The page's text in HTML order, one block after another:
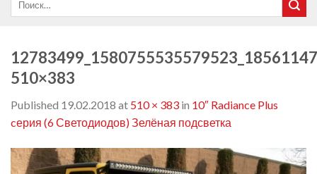
510×383
Published 19.02.2018 at 510 × 383 in 10″ Radiance Plus
cерия (6 Светодиодов) Зелёная подсветка